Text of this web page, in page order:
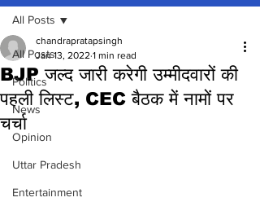
All Posts
Politics
News
Opinion
Uttar Pradesh
Entertainment
All Posts
BJP जल्द जारी करेगी उम्मीदवारों की
पहली लिस्ट, CEC बैठक में नामों पर
चर्चा
chandrapratapsingh
Jan 13, 2022 1 min read